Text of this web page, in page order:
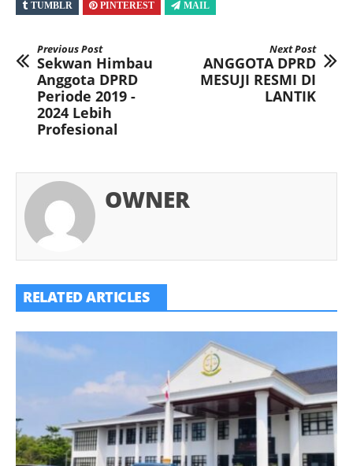
TUMBLR PINTEREST MAIL
Previous Post
Sekwan Himbau
Anggota DPRD
Periode 2019 -
2024 Lebih
Profesional
Next Post
ANGGOTA DPRD
MESUJI RESMI DI
LANTIK
OWNER
RELATED ARTICLES